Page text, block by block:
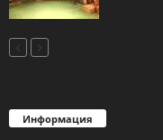
Информация